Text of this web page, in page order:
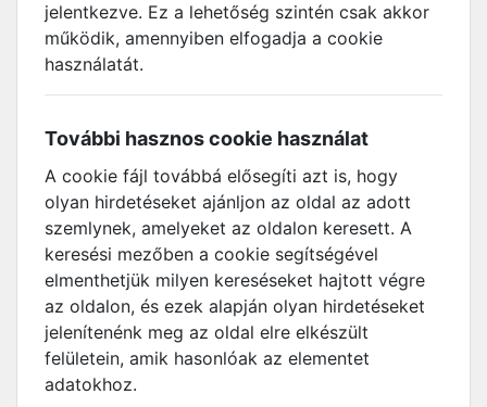
jelentkezve. Ez a lehetőség szintén csak akkor
működik, amennyiben elfogadja a cookie
használatát.
További hasznos cookie használat
A cookie fájl továbbá elősegíti azt is, hogy
olyan hirdetéseket ajánljon az oldal az adott
szemlynek, amelyeket az oldalon keresett. A
keresési mezőben a cookie segítségével
elmenthetjük milyen kereséseket hajtott végre
az oldalon, és ezek alapján olyan hirdetéseket
jelenítenénk meg az oldal elre elkészült
felületein, amik hasonlóak az elementet
adatokhoz.